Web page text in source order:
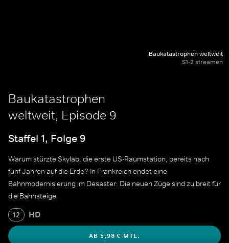
Baukatastrophen weltweit
S1-2 streamen
Baukatastrophen
weltweit, Episode 9
Staffel 1, Folge 9
Warum stürzte Skylab, die erste US-Raumstation, bereits nach
fünf Jahren auf die Erde? In Frankreich endet eine
Bahnmodernisierung im Desaster: Die neuen Züge sind zu breit für
die Bahnsteige.
12 HD
AB 5,98 € MTL.